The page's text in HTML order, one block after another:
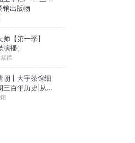
销出版物
师【第一季】
演播）
襟
朝丨大宇茶馆细
三百年历史|从努
到末代皇帝溥仪|